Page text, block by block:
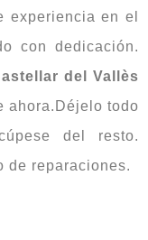
experiencia en el
con dedicación.
del Vallès
ahora.Déjelo todo
del resto.
de reparaciones.